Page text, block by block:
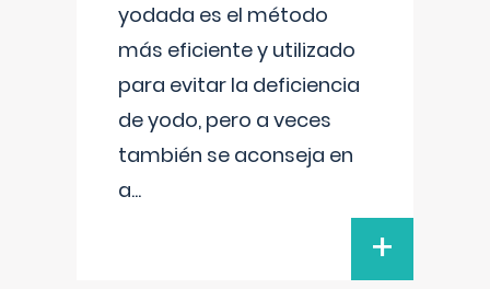
yodada es el método
más eficiente y utilizado
para evitar la deficiencia
de yodo, pero a veces
también se aconseja en
a...
+